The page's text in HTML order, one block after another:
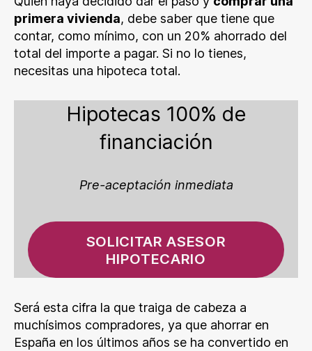
primera vivienda, debe saber que tiene que
contar, como mínimo, con un 20% ahorrado del
total del importe a pagar. Si no lo tienes,
necesitas una hipoteca total.
Hipotecas 100% de
financiación
Pre-aceptación inmediata
SOLICITAR ASESOR
HIPOTECARIO
Será esta cifra la que traiga de cabeza a
muchísimos compradores, ya que ahorrar en
España en los últimos años se ha convertido en